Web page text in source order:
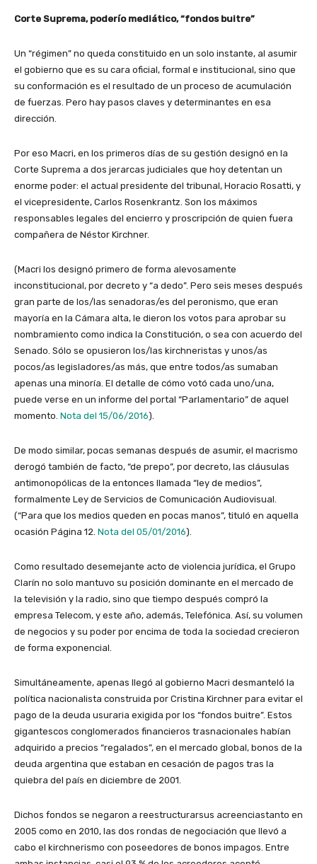
Corte Suprema, poderío mediático, “fondos buitre”
Un “régimen” no queda constituido en un solo instante, al asumir
el gobierno que es su cara oficial, formal e institucional, sino que
su conformación es el resultado de un proceso de acumulación
de fuerzas. Pero hay pasos claves y determinantes en esa
dirección.
Por eso Macri, en los primeros días de su gestión designó en la
Corte Suprema a dos jerarcas judiciales que hoy detentan un
enorme poder: el actual presidente del tribunal, Horacio Rosatti, y
el vicepresidente, Carlos Rosenkrantz. Son los máximos
responsables legales del encierro y proscripción de quien fuera
compañera de Néstor Kirchner.
(Macri los designó primero de forma alevosamente
inconstitucional, por decreto y “a dedo”. Pero seis meses después
gran parte de los/las senadoras/es del peronismo, que eran
mayoría en la Cámara alta, le dieron los votos para aprobar su
nombramiento como indica la Constitución, o sea con acuerdo del
Senado. Sólo se opusieron los/las kirchneristas y unos/as
pocos/as legisladores/as más, que entre todos/as sumaban
apenas una minoría. El detalle de cómo votó cada uno/una,
puede verse en un informe del portal “Parlamentario” de aquel
momento. Nota del 15/06/2016).
De modo similar, pocas semanas después de asumir, el macrismo
derogó también de facto, “de prepo”, por decreto, las cláusulas
antimonopólicas de la entonces llamada “ley de medios”,
formalmente Ley de Servicios de Comunicación Audiovisual.
(“Para que los medios queden en pocas manos”, tituló en aquella
ocasión Página 12. Nota del 05/01/2016).
Como resultado desemejante acto de violencia jurídica, el Grupo
Clarín no solo mantuvo su posición dominante en el mercado de
la televisión y la radio, sino que tiempo después compró la
empresa Telecom, y este año, además, Telefónica. Así, su volumen
de negocios y su poder por encima de toda la sociedad crecieron
de forma exponencial.
Simultáneamente, apenas llegó al gobierno Macri desmanteló la
política nacionalista construida por Cristina Kirchner para evitar el
pago de la deuda usuraria exigida por los “fondos buitre”. Estos
gigantescos conglomerados financieros trasnacionales habían
adquirido a precios “regalados”, en el mercado global, bonos de la
deuda argentina que estaban en cesación de pagos tras la
quiebra del país en diciembre de 2001.
Dichos fondos se negaron a reestructurarsus acreenciastanto en
2005 como en 2010, las dos rondas de negociación que llevó a
cabo el kirchnerismo con poseedores de bonos impagos. Entre